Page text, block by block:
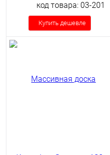
код товара: 03-201
Купить дешевле